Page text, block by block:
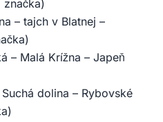
značka)
– tajch v Blatnej –
– Malá Krížna – Japeň
dolina – Rybovské